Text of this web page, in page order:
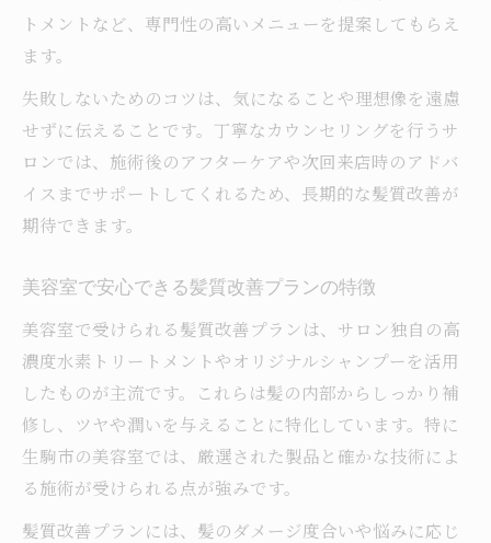
トメントなど、専門性の高いメニューを提案してもらえ
ます。
失敗しないためのコツは、気になることや理想像を遠慮
せずに伝えることです。丁寧なカウンセリングを行うサ
ロンでは、施術後のアフターケアや次回来店時のアドバ
イスまでサポートしてくれるため、長期的な髪質改善が
期待できます。
美容室で安心できる髪質改善プランの特徴
美容室で受けられる髪質改善プランは、サロン独自の高
濃度水素トリートメントやオリジナルシャンプーを活用
したものが主流です。これらは髪の内部からしっかり補
修し、ツヤや潤いを与えることに特化しています。特に
生駒市の美容室では、厳選された製品と確かな技術によ
る施術が受けられる点が強みです。
髪質改善プランには、髪のダメージ度合いや悩みに応じ